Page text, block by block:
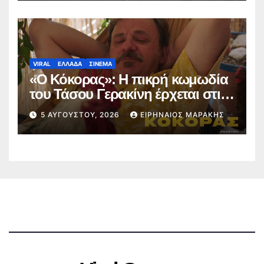
VIRAL ΕΛΛΑΔΑ ΣΙΝΕΜΑ
«Ο Κόκορας»: Η πικρή κωμωδία
του Τάσου Γερακίνη έρχεται στις
αίθουσες στις 10 Σεπτεμβρίου
(trailer)
5 ΑΥΓΟΎΣΤΟΥ, 2026 ΕΙΡΗΝΑΊΟΣ ΜΑΡΆΚΗΣ